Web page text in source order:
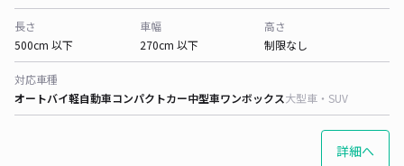
長さ
500cm 以下
車幅
270cm 以下
高さ
制限なし
対応車種
オートバイ軽自動車コンパクトカー中型車ワンボックス大型車・SUV
詳細へ